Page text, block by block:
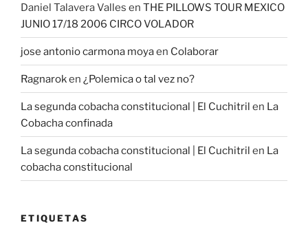
Daniel Talavera Valles en THE PILLOWS TOUR MEXICO
JUNIO 17/18 2006 CIRCO VOLADOR
jose antonio carmona moyaen Colaborar
Ragnaroken ¿Polemica o tal vez no?
La segunda cobacha constitucional | El Cuchitril en La
Cobacha confinada
La segunda cobacha constitucional | El Cuchitril en La
cobacha constitucional
ETIQUETAS